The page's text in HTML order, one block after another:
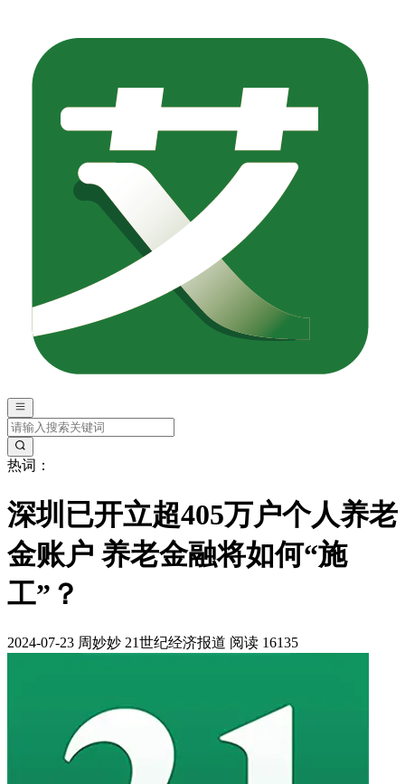
热词：
深圳已开立超405万户个人养老
金账户 养老金融将如何“施
工”？
2024-07-23 周妙妙 21世纪经济报道 阅读 16135